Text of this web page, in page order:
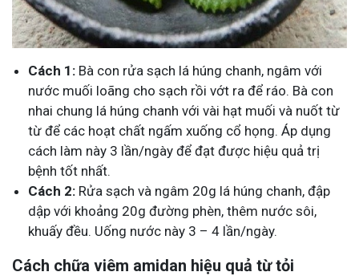
Cách 1: Bà con rửa sạch lá húng chanh, ngâm với
nước muối loãng cho sạch rồi vớt ra để ráo. Bà con
nhai chung lá húng chanh với vài hạt muối và nuốt từ
từ để các hoạt chất ngấm xuống cổ họng. Áp dụng
cách làm này 3 lần/ngày để đạt được hiệu quả trị
bệnh tốt nhất.
Cách 2: Rửa sạch và ngâm 20g lá húng chanh, đập
dập với khoảng 20g đường phèn, thêm nước sôi,
khuấy đều. Uống nước này 3 – 4 lần/ngày.
Cách chữa viêm amidan hiệu quả từ tỏi